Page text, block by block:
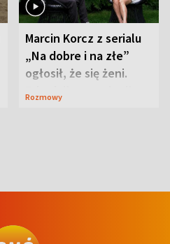
Marcin Korcz z serialu
„Na dobre i na złe”
ogłosił, że się żeni.
Zdradził, co zmienił
Rozmowy